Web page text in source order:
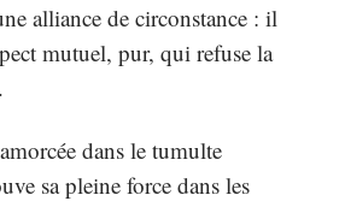
alliance de circonstance : il
mutuel, pur, qui refuse la
dans le tumulte
sa pleine force dans les